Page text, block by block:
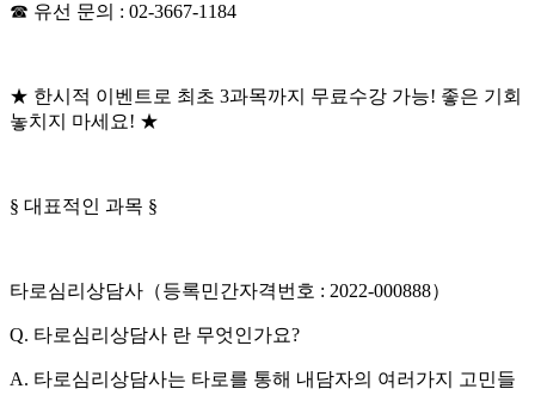
☎ 유선 문의 : 02-3667-1184
★ 한시적 이벤트로 최초 3과목까지 무료수강 가능! 좋은 기회
놓치지 마세요! ★
§ 대표적인 과목 §
타로심리상담사（등록민간자격번호 : 2022-000888）
Q. 타로심리상담사 란 무엇인가요?
A. 타로심리상담사는 타로를 통해 내담자의 여러가지 고민들